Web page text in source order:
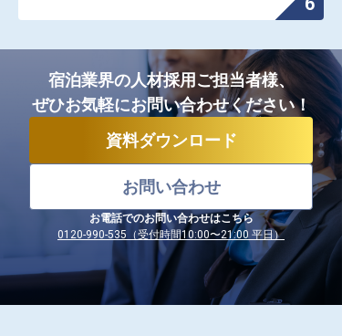
宿泊業界の人材採用ご担当者様、
ぜひお気軽にお問い合わせください！
お問い合わせ
資料ダウンロード
お電話でのお問い合わせはこちら
0120-990-535（受付時間10:00〜21:00 平日）